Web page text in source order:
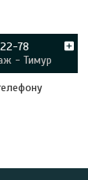
78
- Тимур